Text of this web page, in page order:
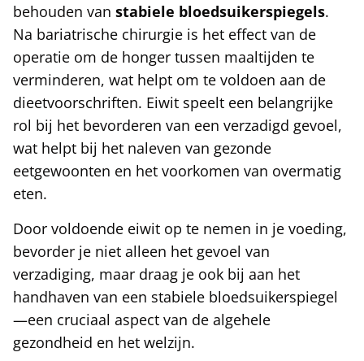
behouden van stabiele bloedsuikerspiegels.
Na bariatrische chirurgie is het effect van de
operatie om de honger tussen maaltijden te
verminderen, wat helpt om te voldoen aan de
dieetvoorschriften. Eiwit speelt een belangrijke
rol bij het bevorderen van een verzadigd gevoel,
wat helpt bij het naleven van gezonde
eetgewoonten en het voorkomen van overmatig
eten.
Door voldoende eiwit op te nemen in je voeding,
bevorder je niet alleen het gevoel van
verzadiging, maar draag je ook bij aan het
handhaven van een stabiele bloedsuikerspiegel
—een cruciaal aspect van de algehele
gezondheid en het welzijn.